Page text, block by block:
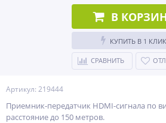
Артикул: 219444
Приемник-передатчик HDMI-сигнала по
расстояние до 150 метров.
В
КУПИТЬ В 1 КЛИК
СРАВНИТЬ